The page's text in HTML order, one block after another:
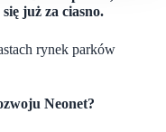
już za ciasno.
rynek parków
Neonet?